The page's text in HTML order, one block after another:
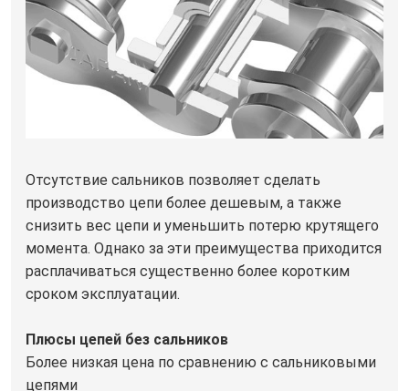
Отсутствие сальников позволяет сделать
производство цепи более дешевым, а также
снизить вес цепи и уменьшить потерю крутящего
момента. Однако за эти преимущества приходится
расплачиваться существенно более коротким
сроком эксплуатации.
Плюсы цепей без сальников
Более низкая цена по сравнению с сальниковыми
цепями